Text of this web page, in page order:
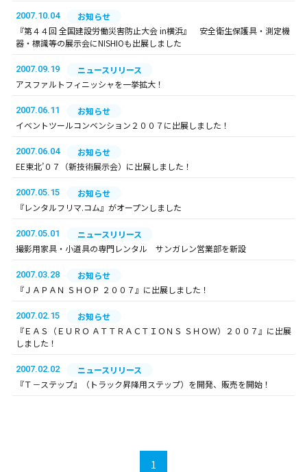
2007.10.04
お知らせ
『第４４回 全国建設労働災害防止大会 in横浜』 安全衛生保護具・測定機
器・標識等の展示会にNISHIOも出展しました
2007.09.19
ニュースリリース
アスファルトフィニッシャを一挙拡大！
2007.06.11
お知らせ
イベントツールコンベンション２００７に出展しました！
2007.06.04
お知らせ
EE東北’０７（新技術展示会）に出展しました！
2007.05.15
お知らせ
『レンタルフリマ.コム』がオープンしました
2007.05.01
ニュースリリース
撮影用家具・小道具の専門レンタル サンガレン営業部を新設
2007.03.28
お知らせ
『ＪＡＰＡＮ ＳＨＯＰ ２００７』に出展しました！
2007.02.15
お知らせ
『ＥＡＳ（ＥＵＲＯ ＡＴＴＲＡＣＴＩＯＮＳ ＳＨＯＷ）２００７』に出展
しました！
2007.02.02
ニュースリリース
『Ｔ－ステップ』（トラック昇降用ステップ）を開発、販売を開始！
1